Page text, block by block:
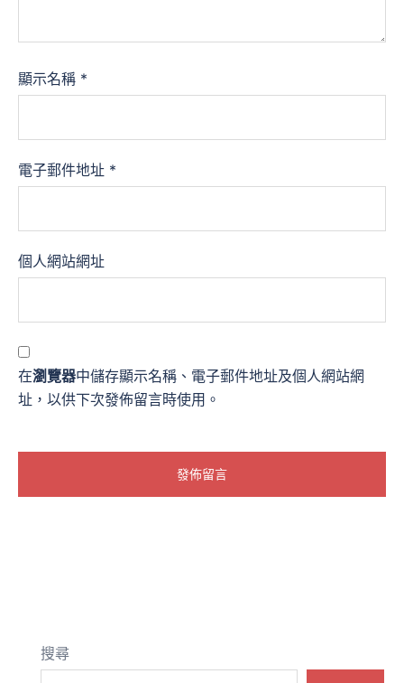
顯示名稱 *
電子郵件地址 *
個人網站網址
在瀏覽器中儲存顯示名稱、電子郵件地址及個人網站網
址，以供下次發佈留言時使用。
搜尋